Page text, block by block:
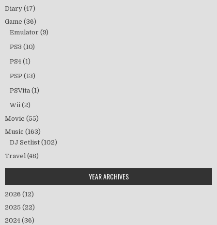
Diary (47)
Game (36)
Emulator (9)
PS3 (10)
PS4 (1)
PSP (13)
PSVita (1)
Wii (2)
Movie (55)
Music (163)
DJ Setlist (102)
Travel (48)
YEAR ARCHIVES
2026 (12)
2025 (22)
2024 (36)